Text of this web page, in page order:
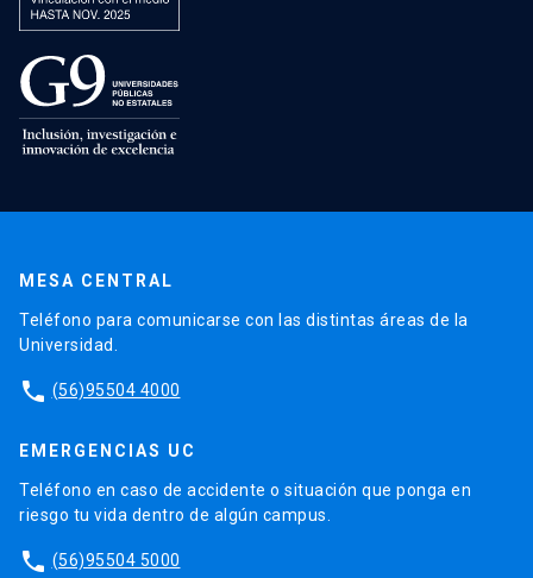
MESA CENTRAL
Teléfono para comunicarse con las distintas áreas de la
Universidad.
phone (56)95504 4000
EMERGENCIAS UC
Teléfono en caso de accidente o situación que ponga en
riesgo tu vida dentro de algún campus.
phone (56)95504 5000